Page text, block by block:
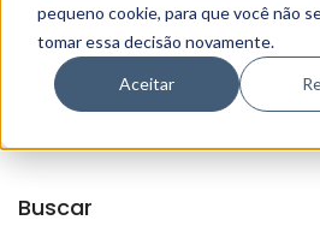
pequeno cookie, para que você não
tomar essa decisão novamente.
Aceitar
By Alexandre Azevedo
Buscar